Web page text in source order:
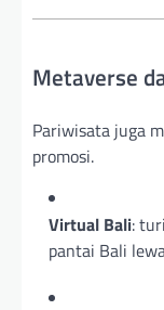
Metaverse
Pariwisata juga
promosi.
Virtual Bali:
pantai Bali